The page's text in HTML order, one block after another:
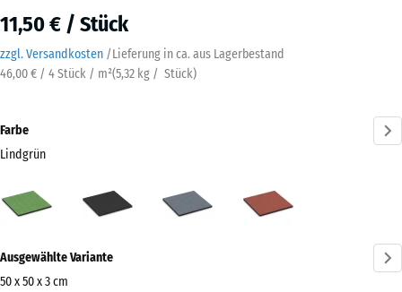
11,50 € / Stück
zzgl. Versandkosten /Lieferung in ca. aus Lagerbestand
46,00 € / 4 Stück / m²(5,32 kg / Stück)
Farbe
Lindgrün
(active)
Informationen
zu
Ausgewählte Variante
50 x 50 x 3 cm